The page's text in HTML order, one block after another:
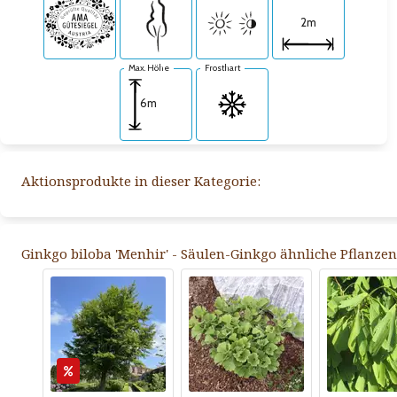
2m
Max. Höhe
6m
Frosthart
Aktionsprodukte in dieser Kategorie:
Ginkgo biloba 'Menhir' - Säulen-Ginkgo ähnliche